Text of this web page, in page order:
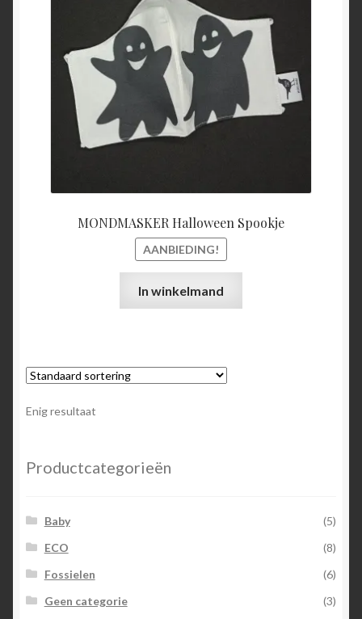
MONDMASKER Halloween Spookje
AANBIEDING!
In winkelmand
Enig resultaat
Productcategorieën
Baby
(5)
ECO
(8)
Fossielen
(6)
Geen categorie
(3)